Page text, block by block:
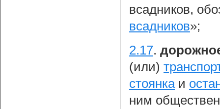
всадников,
всадников»;
2.17.
(или)
стоянка и
ним